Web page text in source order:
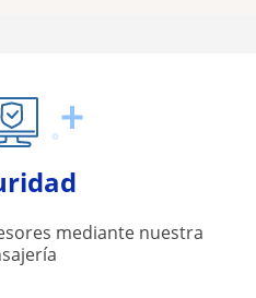
mediante nuestra